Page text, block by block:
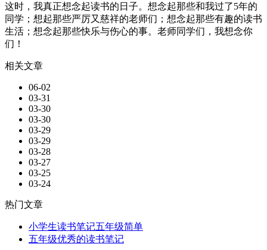
这时，我真正想念起读书的日子。想念起那些和我过了5年的
同学；想起那些严厉又慈祥的老师们；想念起那些有趣的读书
生活；想念起那些快乐与伤心的事。老师同学们，我想念你
们！
相关文章
06-02
03-31
03-30
03-30
03-29
03-29
03-28
03-27
03-25
03-24
热门文章
小学生读书笔记五年级简单
五年级优秀的读书笔记